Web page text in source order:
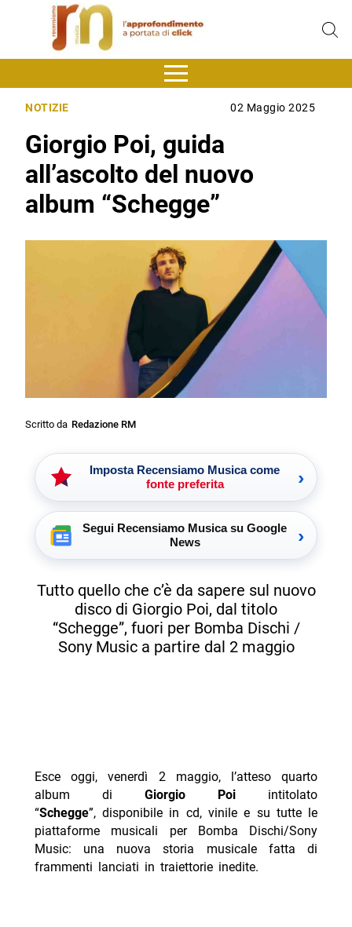
NOTIZIE 02 Maggio 2025
Giorgio Poi, guida
all’ascolto del nuovo
album “Schegge”
Scritto da Redazione RM
Imposta Recensiamo Musica come
fonte preferita
›
Segui Recensiamo Musica su Google
News
›
Tutto quello che c’è da sapere sul nuovo
disco di Giorgio Poi, dal titolo
“Schegge”, fuori per Bomba Dischi /
Sony Music a partire dal 2 maggio
Esce oggi, venerdì 2 maggio, l’atteso quarto
album di Giorgio Poi intitolato
“Schegge”, disponibile in cd, vinile e su tutte le
piattaforme musicali per Bomba Dischi/Sony
Music: una nuova storia musicale fatta di
frammenti lanciati in traiettorie inedite.